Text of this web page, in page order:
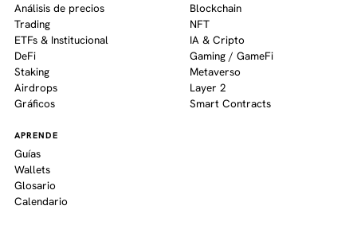
Análisis de precios
Trading
ETFs & Institucional
DeFi
Staking
Airdrops
Gráficos
Blockchain
NFT
IA & Cripto
Gaming / GameFi
Metaverso
Layer 2
Smart Contracts
APRENDE
Guías
Wallets
Glosario
Calendario